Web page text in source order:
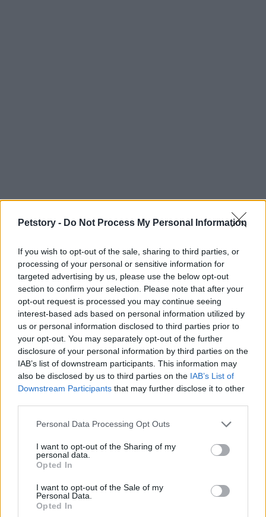
Petstory - Do Not Process My Personal Information
If you wish to opt-out of the sale, sharing to third parties, or
processing of your personal or sensitive information for
targeted advertising by us, please use the below opt-out
section to confirm your selection. Please note that after your
opt-out request is processed you may continue seeing
interest-based ads based on personal information utilized by
us or personal information disclosed to third parties prior to
your opt-out. You may separately opt-out of the further
disclosure of your personal information by third parties on the
IAB’s list of downstream participants. This information may
also be disclosed by us to third parties on the IAB’s List of
Downstream Participants that may further disclose it to other
Please note that this website/app uses one or more Google
not limited to your visit or usage behaviour. You may click to
grant or deny consent to Google and its third-party tags to
use your data for below specified purposes in below Google
consent section.
Personal Data Processing Opt Outs
I want to opt-out of the Sharing of my
personal data.
Opted In
I want to opt-out of the Sale of my
Personal Data.
Opted In
Sigue leyendo
OTROS ANIMALES
Robots y animales de terapia: avances que
transforman la atención a mayores y pacientes de
OTROS ANIMALES